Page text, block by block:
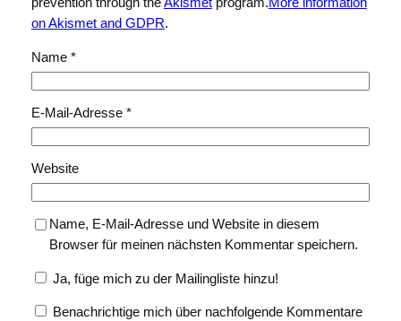
prevention through theAkismetprogram.More information
on Akismet and GDPR.
Name *
E-Mail-Adresse *
Website
Name, E-Mail-Adresse und Website in diesem
Browser für meinen nächsten Kommentar speichern.
Ja, füge mich zu der Mailingliste hinzu!
Benachrichtige mich über nachfolgende Kommentare